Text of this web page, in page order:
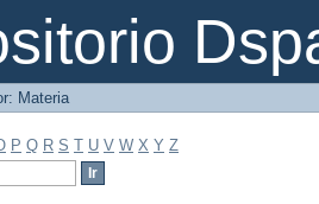
Materia
P Q R S T U V W X Y Z